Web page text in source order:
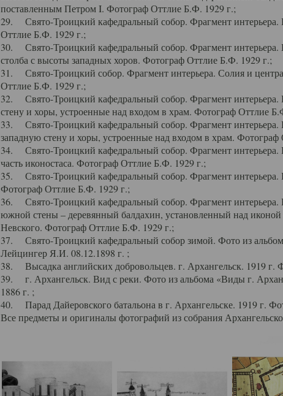
поставленным Петром I. Фотограф Оттлие Б.Ф. 1929 г.;
29. Свято-Троицкий кафедральный собор. Фрагмент интерьера.
Оттлие Б.Ф. 1929 г.;
30. Свято-Троицкий кафедральный собор. Фрагмент
столба с высоты западных хоров. Фотограф Оттлие Б.Ф. 1929 г.;
31. Свято-Троицкий собор. Фрагмент интерьера. Солия и
Оттлие Б.Ф. 1929 г.;
32. Свято-Троицкий кафедральный собор. Фрагмент интерьера.
стену и хоры, устроенные над входом в храм. Фотограф Оттлие
33. Свято-Троицкий кафедральный собор. Фрагмент интерьера.
западную стену и хоры, устроенные над входом в храм.
34. Свято-Троицкий кафедральный собор. Фрагмент интерьера.
часть иконостаса. Фотограф Оттлие Б.Ф. 1929 г.;
35. Свято-Троицкий кафедральный собор. Фрагмент
Фотограф Оттлие Б.Ф. 1929 г.;
36. Свято-Троицкий кафедральный собор. Фрагмент интерьера.
южной стены – деревянный балдахин, установленный над иконой
Невского. Фотограф Оттлие Б.Ф. 1929 г.;
37. Свято-Троицкий кафедральный собор зимой. Фото из
Лейцингер Я.И. 08.12.1898 г. ;
38. Высадка английских добровольцев. г. Архангельск. 1919 г.
39. г. Архангельск. Вид с реки. Фото из альбома «Виды г.
1886 г. ;
40. Парад Дайеровского батальона в г. Архангельске. 1919 г.
Все предметы и оригиналы фотографий из собрания